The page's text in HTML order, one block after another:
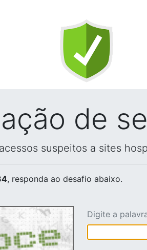
de
suspeitos a sites
, responda ao desafio abaixo.
Digite a